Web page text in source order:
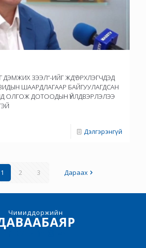
ЗЭЭЛ”-ИЙГ ЖДҮ ЭРХЛЭГЧДЭД
ШААРДЛАГААР БАЙГУУЛАГДСАН
ОЛГОЖ ДОТООДЫН ҮЙЛДВЭРЛЭЛЭЭ
Дэлгэрэнгүй
1 2 3 Дараах
Чимиддоржийн